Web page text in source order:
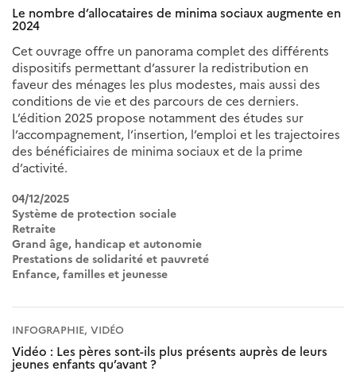
Le nombre d’allocataires de minima sociaux augmente en
2024
Cet ouvrage offre un panorama complet des différents
dispositifs permettant d’assurer la redistribution en
faveur des ménages les plus modestes, mais aussi des
conditions de vie et des parcours de ces derniers.
L’édition 2025 propose notamment des études sur
l’accompagnement, l’insertion, l’emploi et les trajectoires
des bénéficiaires de minima sociaux et de la prime
d’activité.
04/12/2025
Système de protection sociale
Retraite
Grand âge, handicap et autonomie
Prestations de solidarité et pauvreté
Enfance, familles et jeunesse
INFOGRAPHIE, VIDÉO
Vidéo : Les pères sont-ils plus présents auprès de leurs
jeunes enfants qu’avant ?